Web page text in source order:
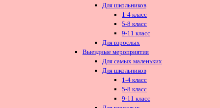
Для школьников
1-4 класс
5-8 класс
9-11 класс
Для взрослых
Выездные мероприятия
Для самых маленьких
Для школьников
1-4 класс
5-8 класс
9-11 класс